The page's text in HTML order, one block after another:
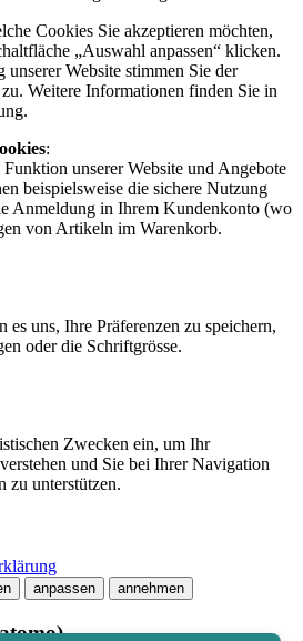
Cookies Sie akzeptieren möchten,
„Auswahl anpassen“ klicken.
Website stimmen Sie der
Weitere Informationen finden Sie in
:
unserer Website und Angebote
beispielsweise die sichere Nutzung
Anmeldung in Ihrem Kundenkonto (wo
von Artikeln im Warenkorb.
es uns, Ihre Präferenzen zu speichern,
oder die Schriftgrösse.
Zwecken ein, um Ihr
und Sie bei Ihrer Navigation
zu unterstützen.
anpassen annehmen